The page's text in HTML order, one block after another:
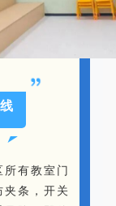
有教室门
夹条，开关